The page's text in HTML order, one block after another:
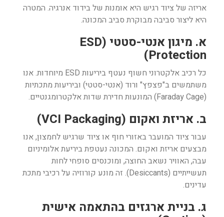
אריזה של ציוד רגיש היא אומנות של בידוד אנרגיה. המטרה
היא ליצור סביבה מבוקרת סביב המכונה.
א. מיגון אנטי-סטטי (ESD
Protection)
כל רכיב אלקטרוני חשוף נעטף ביריעות ESD מיוחדות. אנו
משתמשים ב"פצפץ" ורוד (אנטי-סטטי) וביריעות מתכתיות
(Faraday Cage) המונעות חדירת שדות אלקטרומגנטיים.
ב. אריזת ואקום (VCI Packaging)
עבור ציוד המועבר באזורי חוף או ציוד שרגיש לחמצון, אנו
מבצעים אריזת ואקום. המכונה נעטפת ביריעת אלומיניום
עבה, האוויר נשאב החוצה, ומוכנסים סופחי לחות
תעשייתיים (Desiccants). זה מונע קורוזיה על רכיבי מתכת
עדינים.
ג. בניית ארגזים בהתאמה אישית